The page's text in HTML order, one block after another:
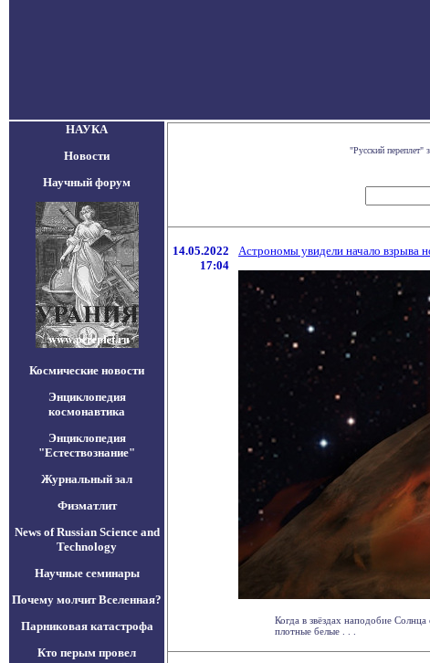
НАУКА
Новости
Научный форум
Космические новости
Энциклопедия
космонавтика
Энциклопедия
"Естествознание"
Журнальный зал
Физматлит
News of Russian Science and
Technology
Научные семинары
Почему молчит Вселенная?
Парниковая катастрофа
Кто перым провел
"Русский переплет"
14.05.2022
17:04
Астрономы увидели начало взрыва
Когда в звёздах наподобие
плотные белые . . .